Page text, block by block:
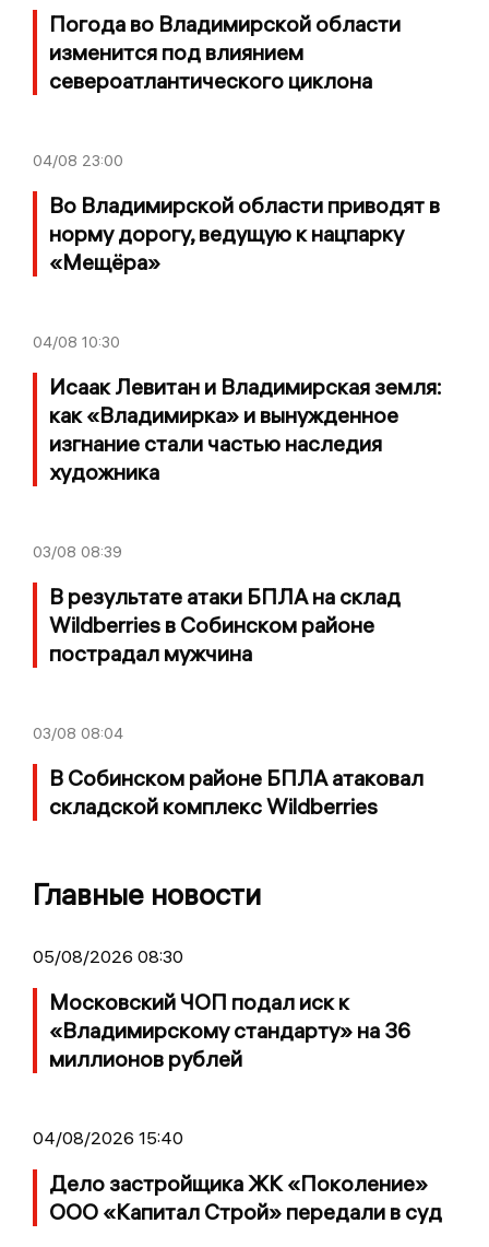
Погода во Владимирской области
изменится под влиянием
североатлантического циклона
04/08 23:00
Во Владимирской области приводят в
норму дорогу, ведущую к нацпарку
«Мещёра»
04/08 10:30
Исаак Левитан и Владимирская земля:
как «Владимирка» и вынужденное
изгнание стали частью наследия
художника
03/08 08:39
В результате атаки БПЛА на склад
Wildberries в Собинском районе
пострадал мужчина
03/08 08:04
В Собинском районе БПЛА атаковал
складской комплекс Wildberries
Главные новости
05/08/2026 08:30
Московский ЧОП подал иск к
«Владимирскому стандарту» на 36
миллионов рублей
04/08/2026 15:40
Дело застройщика ЖК «Поколение»
ООО «Капитал Строй» передали в суд